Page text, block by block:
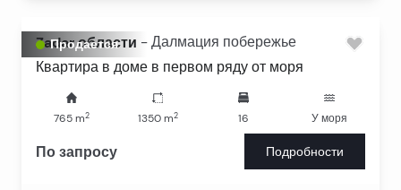
Продается
Zadar области - Далмация побережье
Квартира в доме в первом ряду от моря
765 m2 1350m2 16 У моря
По запросу Подробности